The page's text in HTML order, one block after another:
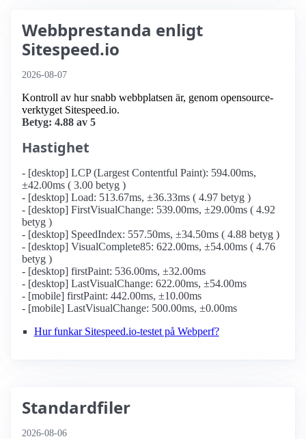
Webbprestanda enligt
Sitespeed.io
2026-08-07
Kontroll av hur snabb webbplatsen är, genom opensource-
verktyget Sitespeed.io.
Betyg: 4.88 av 5
Hastighet
- [desktop] LCP (Largest Contentful Paint): 594.00ms,
±42.00ms ( 3.00 betyg )
- [desktop] Load: 513.67ms, ±36.33ms ( 4.97 betyg )
- [desktop] FirstVisualChange: 539.00ms, ±29.00ms ( 4.92
betyg )
- [desktop] SpeedIndex: 557.50ms, ±34.50ms ( 4.88 betyg )
- [desktop] VisualComplete85: 622.00ms, ±54.00ms ( 4.76
betyg )
- [desktop] firstPaint: 536.00ms, ±32.00ms
- [desktop] LastVisualChange: 622.00ms, ±54.00ms
- [mobile] firstPaint: 442.00ms, ±10.00ms
- [mobile] LastVisualChange: 500.00ms, ±0.00ms
Hur funkar Sitespeed.io-testet på Webperf?
Standardfiler
2026-08-06